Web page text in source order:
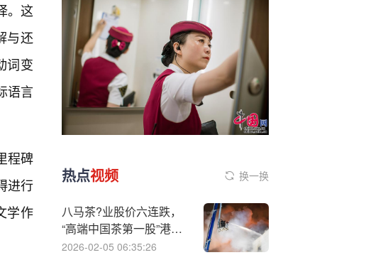
。这
与还
词变
语言
程碑
进行
学作
热点视频 换一换
八马茶?业股价六连跌，
“高端中国茶第一股”港股
上市“遇冷”
2026-02-05 06:35:26